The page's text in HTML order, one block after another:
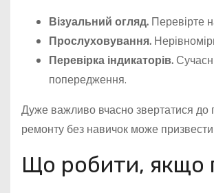
Візуальний огляд. Перевірте
Прослуховування.
Перевірка індикаторів.
попередження.
Дуже важливо вчасно звертатися до
ремонту без навичок може
Що робити, якщо